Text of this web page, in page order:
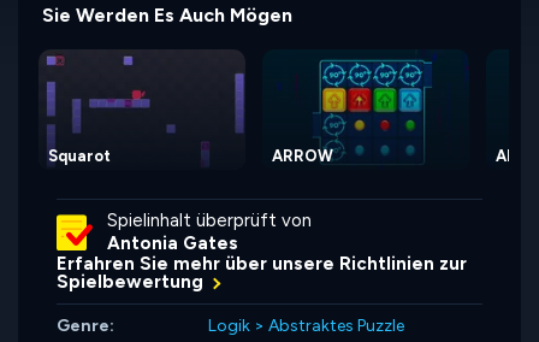
Sie Werden Es Auch Mögen
Squarot ARROW
Spielinhalt überprüft von
Antonia Gates
Erfahren Sie mehr über unsere Richtlinien zur
Spielbewertung
Genre: Logik > Abstraktes Puzzle